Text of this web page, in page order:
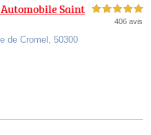
Saint
de Cromel, 50300
5,0 étoiles sur 5
406 avis